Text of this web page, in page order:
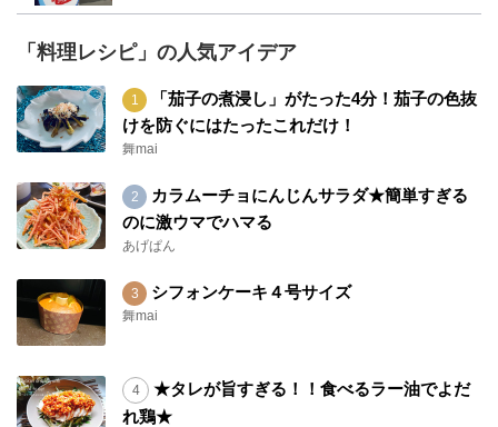
「料理レシピ」の人気アイデア
「茄子の煮浸し」がたった4分！茄子の色抜
けを防ぐにはたったこれだけ！
舞mai
カラムーチョにんじんサラダ★簡単すぎる
のに激ウマでハマる
あげぱん
シフォンケーキ４号サイズ
舞mai
★タレが旨すぎる！！食べるラー油でよだ
れ鶏★